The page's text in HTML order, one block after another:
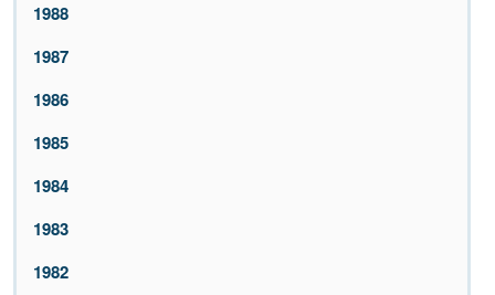
1988
1987
1986
1985
1984
1983
1982